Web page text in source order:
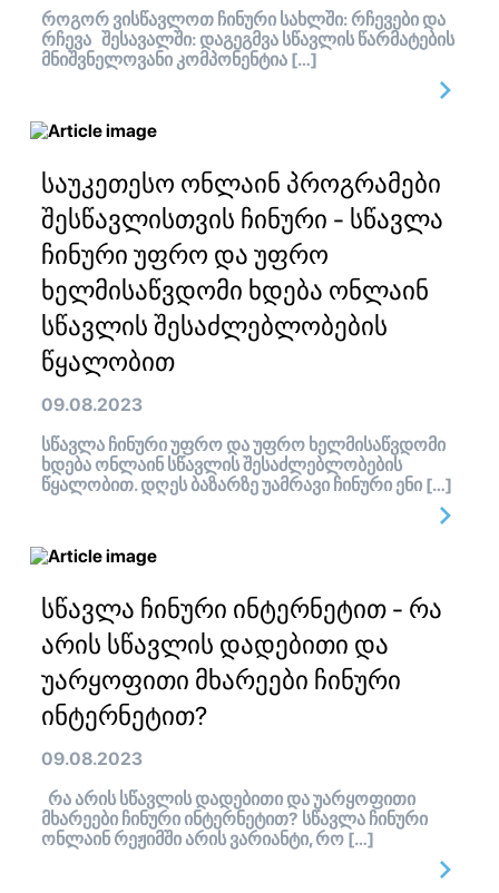
როგორ ვისწავლოთ ჩინური სახლში: რჩევები და
რჩევა შესავალში: დაგეგმვა სწავლის წარმატების
მნიშვნელოვანი კომპონენტია […]
საუკეთესო ონლაინ პროგრამები
შესწავლისთვის ჩინური - სწავლა
ჩინური უფრო და უფრო
ხელმისაწვდომი ხდება ონლაინ
სწავლის შესაძლებლობების
წყალობით
09.08.2023
სწავლა ჩინური უფრო და უფრო ხელმისაწვდომი
ხდება ონლაინ სწავლის შესაძლებლობების
წყალობით. დღეს ბაზარზე უამრავი ჩინური ენი […]
სწავლა ჩინური ინტერნეტით - რა
არის სწავლის დადებითი და
უარყოფითი მხარეები ჩინური
ინტერნეტით?
09.08.2023
რა არის სწავლის დადებითი და უარყოფითი
მხარეები ჩინური ინტერნეტით? სწავლა ჩინური
ონლაინ რეჟიმში არის ვარიანტი, რო […]